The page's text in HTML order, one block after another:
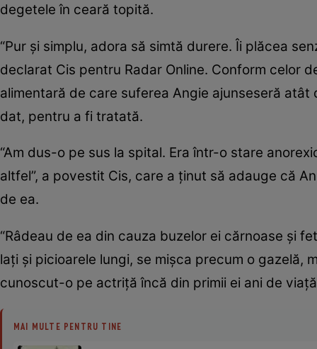
degetele în ceară topită.
“Pur şi simplu, adora să simtă durere. Îi plăcea
declarat Cis pentru Radar Online. Conform celor
alimentară de care suferea Angie ajunseseră
dat, pentru a fi tratată.
“Am dus-o pe sus la spital. Era într-o stare
altfel”, a povestit Cis, care a ţinut să adauge că
de ea.
“Râdeau de ea din cauza buzelor ei cărnoase şi
laţi şi picioarele lungi, se mişca precum o gazelă,
cunoscut-o pe actriţă încă din primii ei ani de
MAI MULTE PENTRU TINE